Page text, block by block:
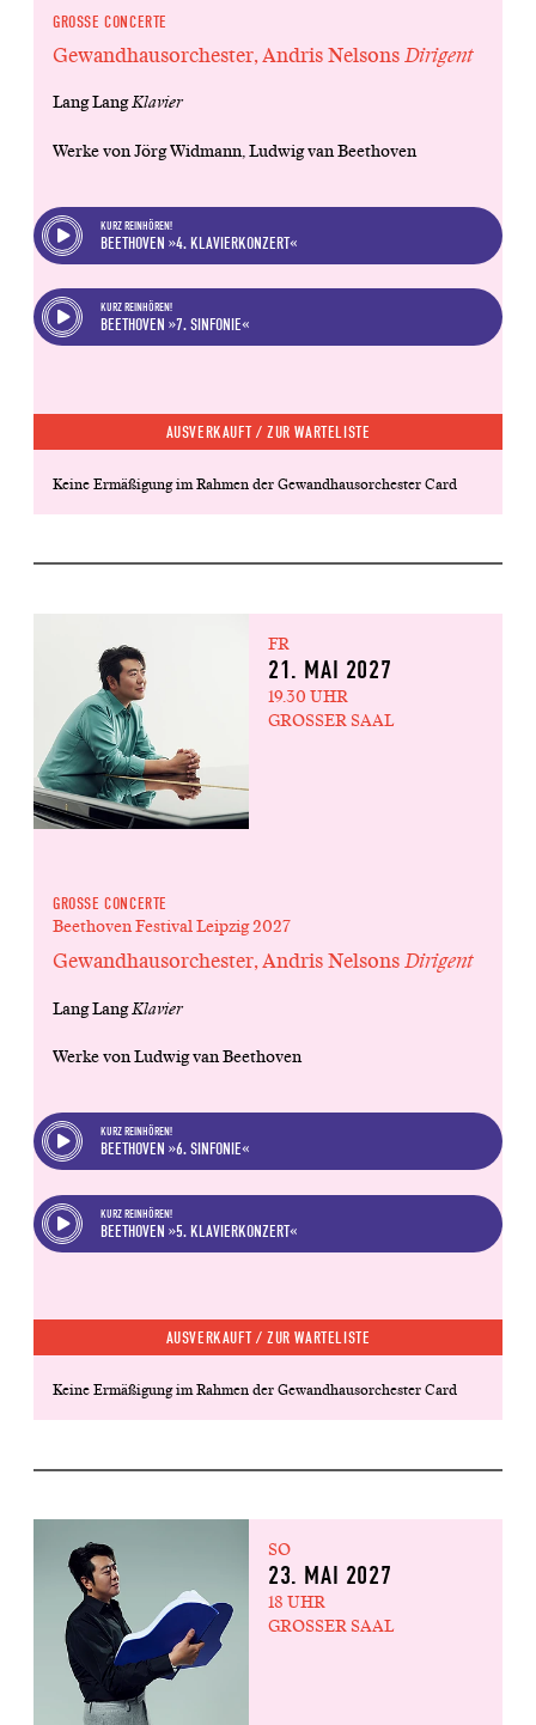
GROSSE CONCERTE
Gewandhausorchester, Andris NelsonsDirigent
Lang LangKlavier
Werke von Jörg Widmann, Ludwig van Beethoven
KURZ REINHÖREN!
BEETHOVEN »4. KLAVIERKONZERT«
KURZ REINHÖREN!
BEETHOVEN »7. SINFONIE«
AUSVERKAUFT / ZUR WARTELISTE
Keine Ermäßigung im Rahmen der Gewandhausorchester Card
FR
21. MAI 2027
19.30 UHR
GROSSER SAAL
GROSSE CONCERTE
Beethoven Festival Leipzig 2027
Gewandhausorchester, Andris NelsonsDirigent
Lang LangKlavier
Werke von Ludwig van Beethoven
KURZ REINHÖREN!
BEETHOVEN »6. SINFONIE«
KURZ REINHÖREN!
BEETHOVEN »5. KLAVIERKONZERT«
AUSVERKAUFT / ZUR WARTELISTE
Keine Ermäßigung im Rahmen der Gewandhausorchester Card
SO
23. MAI 2027
18 UHR
GROSSER SAAL